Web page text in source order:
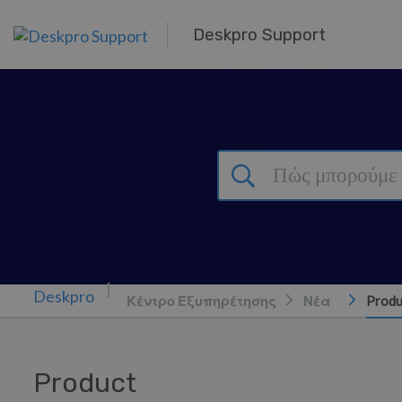
Deskpro Support
Κέντρο Εξυπηρέτησης Νέα
Product